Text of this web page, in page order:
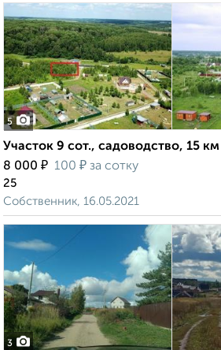
5
Участок 9 сот., садоводство, 15
8 000 ₽ 100 ₽ за сотку
25
Собственник, 16.05.2021
3